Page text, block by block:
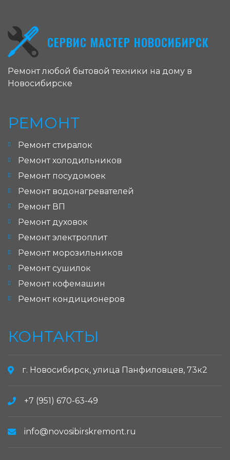
СЕРВИС МАСТЕР НОВОСИБИРСК
Ремонт любой бытовой техники на дому в
Новосибирске
РЕМОНТ
Ремонт стиралок
Ремонт холодильников
Ремонт посудомоек
Ремонт водонагревателей
Ремонт ВП
Ремонт духовок
Ремонт электроплит
Ремонт морозильников
Ремонт сушилок
Ремонт кофемашин
Ремонт кондиционеров
КОНТАКТЫ
г. Новосибирск, улица Панфиловцев, 73к2
+7 (951) 670-63-49
info@novosibirskremont.ru